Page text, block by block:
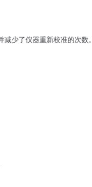
少了仪器重新校准的次数。